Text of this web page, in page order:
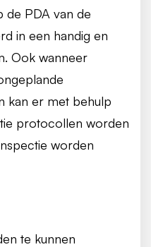
de PDA van de
in een handig en
Ook wanneer
kan er met behulp
protocollen worden
worden
te kunnen